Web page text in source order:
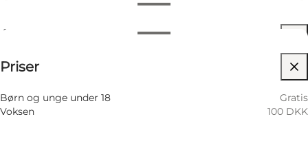
Filtrér efter måned
Torsdag
10:00 AM–05:00 PM
7 August
10:00 AM–05:00 PM
Priser
Børn og unge under 18
Gratis
Voksen
100 DKK